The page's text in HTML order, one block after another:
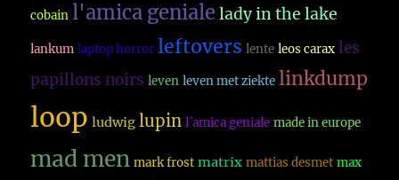
cobain l'amica geniale lady in the lake
lankum laptop horror leftovers lente leos carax les
papillons noirs leven leven met ziekte linkdump
loop ludwig lupin l´amica geniale made in europe
mad men mark frost matrix mattias desmet max